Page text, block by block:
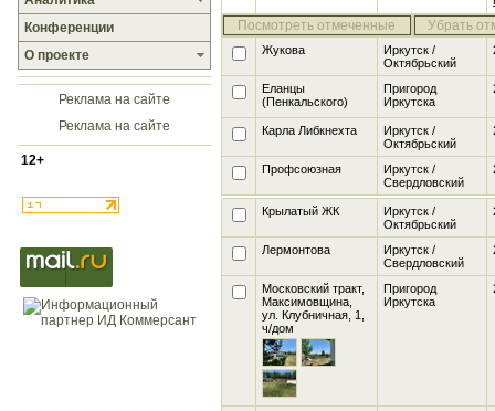
Конференции
О проекте
Реклама на сайте
Реклама на сайте
12+
Посмотреть отмеченные
Убрать
Жукова
Иркутск /
Октябрьский
Еланцы
(Пенкальского)
Пригород
Иркутска
Карла Либкнехта
Иркутск /
Октябрьский
Профсоюзная
Иркутск /
Свердловский
Крылатый ЖК
Иркутск /
Октябрьский
Лермонтова
Иркутск /
Свердловский
Московский тракт,
Максимовщина,
ул. Клубничная, 1
ч/дом
Пригород
Иркутска